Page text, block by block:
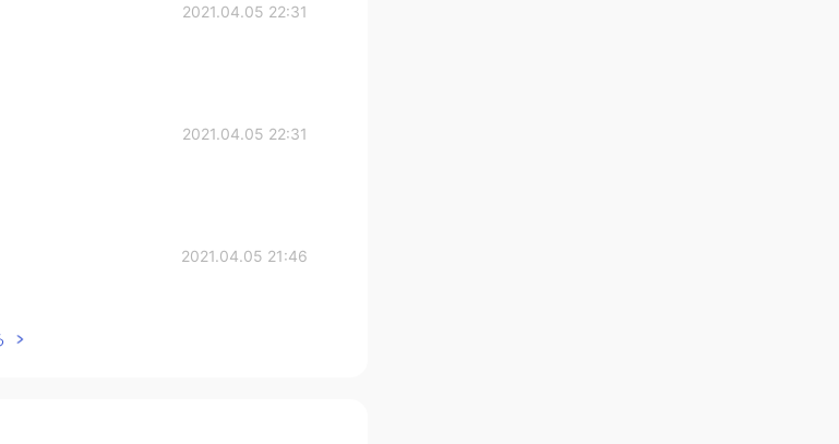
2021.04.05 22:31
2021.04.05 22:31
2021.04.05 21:46